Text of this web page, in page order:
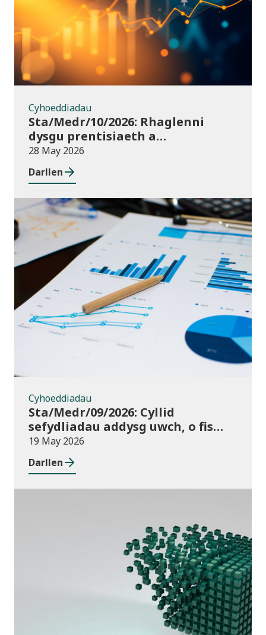
Cyhoeddiadau
Sta/Medr/10/2026: Rhaglenni
dysgu prentisiaeth a
ddechreuwyd: Tachwedd 2025 i
Ionawr 2026 (dros dro)
28 May 2026
Darllen
Cyhoeddiadau
Cyhoeddiadau
Sta/Medr/09/2026: Cyllid
sefydliadau addysg uwch, o fis
Awst 2024 i fis Gorffennaf 2025
19 May 2026
Darllen
Cyhoeddiadau